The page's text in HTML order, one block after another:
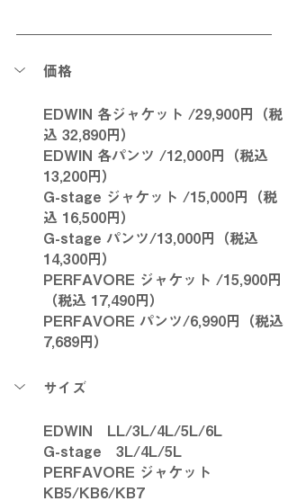
価格
EDWIN 各ジャケット /29,900円（税
込 32,890円）
EDWIN 各パンツ /12,000円（税込
13,200円）
G-stage ジャケット /15,000円（税
込 16,500円）
G-stage パンツ/13,000円（税込
14,300円）
PERFAVORE ジャケット /15,900円
（税込 17,490円）
PERFAVORE パンツ/6,990円（税込
7,689円）
サイズ
EDWIN　LL/3L/4L/5L/6L
G-stage　3L/4L/5L
PERFAVORE ジャケット
KB5/KB6/KB7